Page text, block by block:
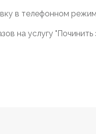
в телефонном
на услугу "Починить